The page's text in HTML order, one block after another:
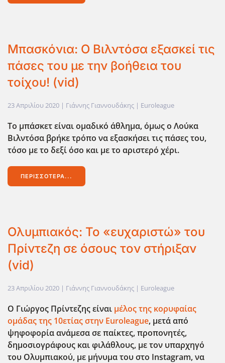
Μπασκόνια: Ο Βιλντόσα εξασκεί τις
πάσες του με την βοήθεια του
τοίχου! (vid)
23 Απριλίου 2020 | Γιάννης Γιαννουδάκης | Euroleague
Το μπάσκετ είναι ομαδικό άθλημα, όμως ο Λούκα
Βιλντόσα βρήκε τρόπο να εξασκήσει τις πάσες του,
τόσο με το δεξί όσο και με το αριστερό χέρι.
ΠΕΡΙΣΣΌΤΕΡΑ...
Ολυμπιακός: Το «ευχαριστώ» του
Πρίντεζη σε όσους τον στήριξαν
(vid)
23 Απριλίου 2020 | Γιάννης Γιαννουδάκης | Euroleague
Ο Γιώργος Πρίντεζης είναι μέλος της κορυφαίας
ομάδας της 10ετίας στην Euroleague, μετά από
ψηφοφορία ανάμεσα σε παίκτες, προπονητές,
δημοσιογράφους και φιλάθλους, με τον υπαρχηγό
του Ολυμπιακού, με μήνυμα του στο Instagram,να